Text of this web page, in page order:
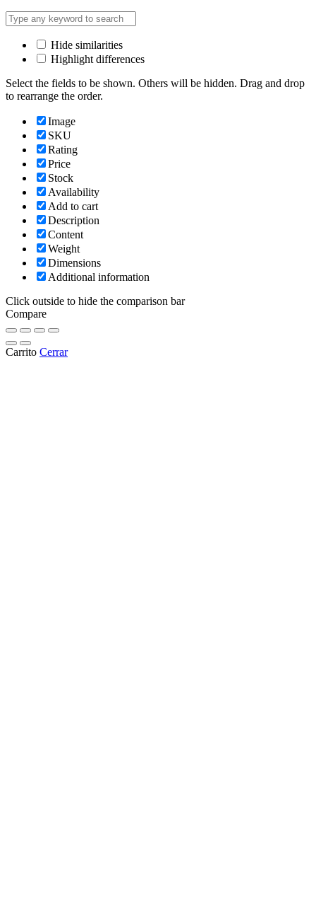
Hide similarities
Highlight differences
Select the fields to be shown. Others will be hidden. Drag and drop
to rearrange the order.
Image
SKU
Rating
Price
Stock
Availability
Add to cart
Description
Content
Weight
Dimensions
Additional information
Click outside to hide the comparison bar
Compare
Carrito Cerrar